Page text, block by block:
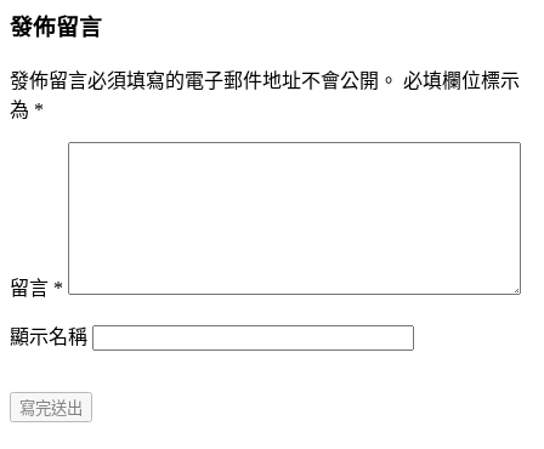
發佈留言
發佈留言必須填寫的電子郵件地址不會公開。 必填欄位標示
為 *
留言 *
顯示名稱